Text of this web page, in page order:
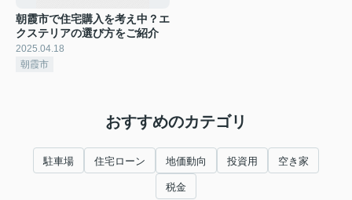
朝霞市で住宅購入を考え中？エ
クステリアの選び方をご紹介
2025.04.18
朝霞市
おすすめのカテゴリ
駐車場 住宅ローン 地価動向 投資用 空き家
税金